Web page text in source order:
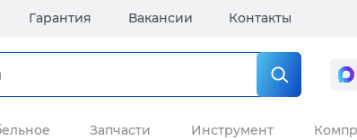
Гарантия Вакансии Контакты
Запчасти Инструмент